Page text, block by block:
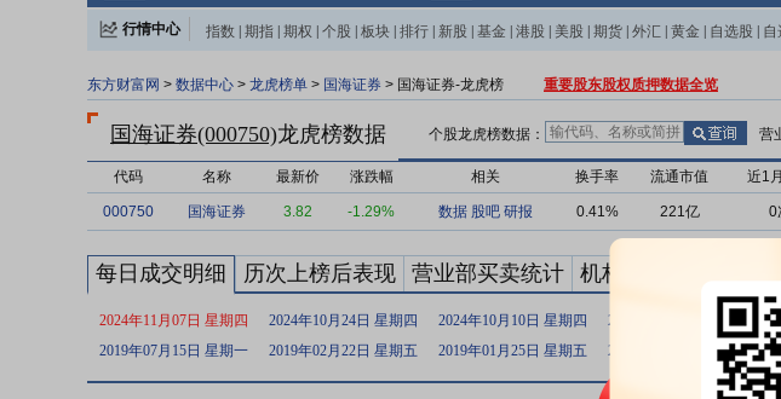
行情中心 指数 期指 期权 个股 板块 排行 新股 基金 港股 美股 期货 外汇 黄金 自选股 自
东方财富网 > 数据中心 > 龙虎榜单 > 国海证券 > 国海证券-龙虎榜 重要股东股权质押数据全览
国海证券(000750)龙虎榜数据 个股龙虎榜数据： 营
代码 名称 最新价 涨跌幅 相关 换手率 流通市值 近1
000750 国海证券 3.82 -1.29% 数据 股吧 研报 0.41% 221亿 0
每日成交明细 历次上榜后表现 营业部买卖统计 机构买卖统计
2024年11月07日 星期四 2024年10月24日 星期四 2024年10月10日 星期四 2024年09月26日 星期四
2019年07月15日 星期一
2019年02月22日 星期五 2019年01月25日 星期五 2019年01月04日 星期五